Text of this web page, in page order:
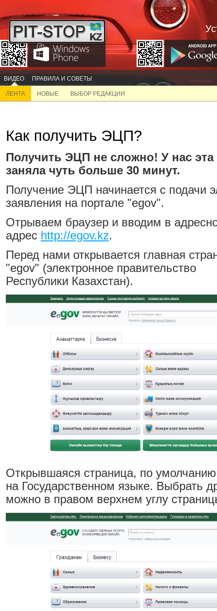
ВИДЕО ПРАВИЛА И СОВЕТЫ
ЛЕНТА НОВЫЕ ВЫБОР РЕДАКЦИИ
Как получить ЭЦП?
Получить ЭЦП не сложно! У нас
заняла чуть больше 30 минут.
Получение ЭЦП начинается с подачи
заявления на портале "egov".
Отрываем браузер и вводим в
адрес http://egov.kz.
Перед нами открывается главная
"egov" (электронное правительство
Республики Казахстан).
Открывшаяся страница, по
на Государственном языке. Выбрать
можно в правом верхнем углу